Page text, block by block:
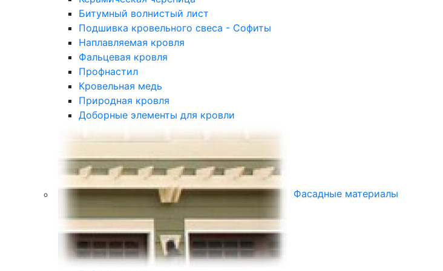
Битумный волнистый лист
Подшивка кровельного свеса - Софиты
Наплавляемая кровля
Фальцевая кровля
Профнастил
Кровельная медь
Природная кровля
Доборные элементы для кровли
Фасадные материалы